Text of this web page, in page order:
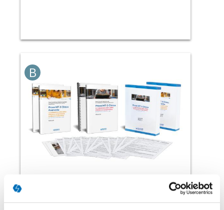
B
Il test sviluppato da Cesare Cornoldi per la